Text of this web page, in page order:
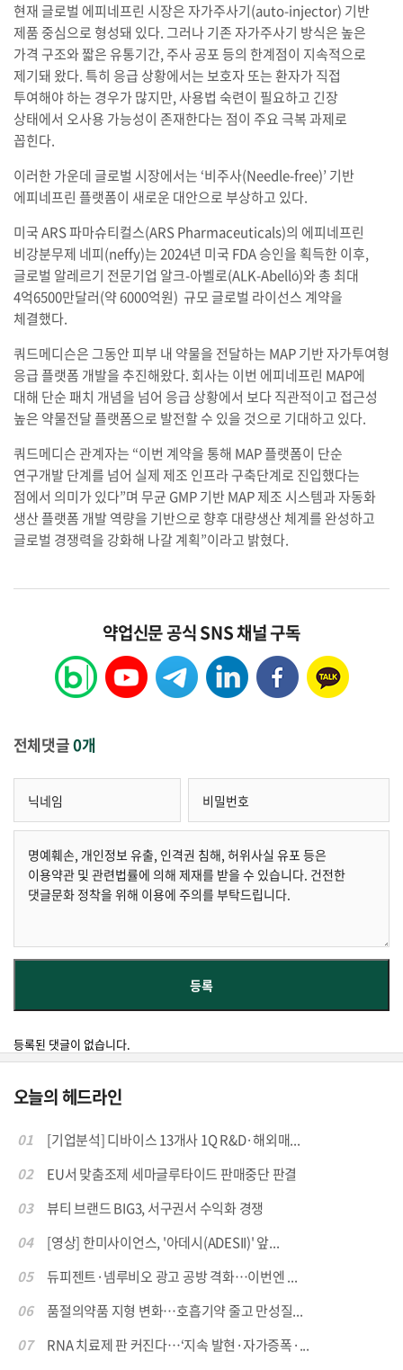
현재 글로벌 에피네프린 시장은 자가주사기(auto-injector) 기반
제품 중심으로 형성돼 있다. 그러나 기존 자가주사기 방식은 높은
가격 구조와 짧은 유통기간, 주사 공포 등의 한계점이 지속적으로
제기돼 왔다. 특히 응급 상황에서는 보호자 또는 환자가 직접
투여해야 하는 경우가 많지만, 사용법 숙련이 필요하고 긴장
상태에서 오사용 가능성이 존재한다는 점이 주요 극복 과제로
꼽힌다.
이러한 가운데 글로벌 시장에서는 ‘비주사(Needle-free)’ 기반
에피네프린 플랫폼이 새로운 대안으로 부상하고 있다.
미국 ARS 파마슈티컬스(ARS Pharmaceuticals)의 에피네프린
비강분무제 네피(neffy)는 2024년 미국 FDA 승인을 획득한 이후,
글로벌 알레르기 전문기업 알크-아벨로(ALK-Abelló)와 총 최대
4억6500만달러(약 6000억원) 규모 글로벌 라이선스 계약을
체결했다.
쿼드메디슨은 그동안 피부 내 약물을 전달하는 MAP 기반 자가투여형
응급 플랫폼 개발을 추진해왔다. 회사는 이번 에피네프린 MAP에
대해 단순 패치 개념을 넘어 응급 상황에서 보다 직관적이고 접근성
높은 약물전달 플랫폼으로 발전할 수 있을 것으로 기대하고 있다.
쿼드메디슨 관계자는 “이번 계약을 통해 MAP 플랫폼이 단순
연구개발 단계를 넘어 실제 제조 인프라 구축단계로 진입했다는
점에서 의미가 있다”며 무균 GMP 기반 MAP 제조 시스템과 자동화
생산 플랫폼 개발 역량을 기반으로 향후 대량생산 체계를 완성하고
글로벌 경쟁력을 강화해 나갈 계획”이라고 밝혔다.
약업신문 공식 SNS 채널 구독
전체댓글0개
등록된 댓글이 없습니다.
오늘의 헤드라인
01
[기업분석] 디바이스 13개사 1Q R&D·해외매...
02
EU서 맞춤조제 세마글루타이드 판매중단 판결
03
뷰티 브랜드 BIG3, 서구권서 수익화 경쟁
04
[영상] 한미사이언스, '아데시(ADESII)' 앞...
05
듀피젠트·넴루비오 광고 공방 격화…이번엔 ...
06
품절의약품 지형 변화…호흡기약 줄고 만성질...
07
RNA 치료제 판 커진다…‘지속 발현·자가증폭·...